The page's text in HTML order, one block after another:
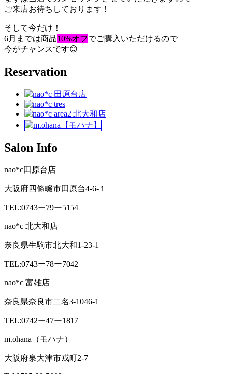
ご来店お待ちしております！
そして今だけ！
6月までは商品10%オフでご購入いただけるので
今がチャンスです😊
Reservation
Salon Info
nao*c田原台店
大阪府四條畷市田原台4-6-１
TEL:0743ー79ー5154
nao*c 北大和店
奈良県生駒市北大和1-23-1
TEL:0743ー78ー7042
nao*c 富雄店
奈良県奈良市二名3-1046-1
TEL:0742ー47ー1817
m.ohana（モハナ）
大阪府泉大津市戎町2-7